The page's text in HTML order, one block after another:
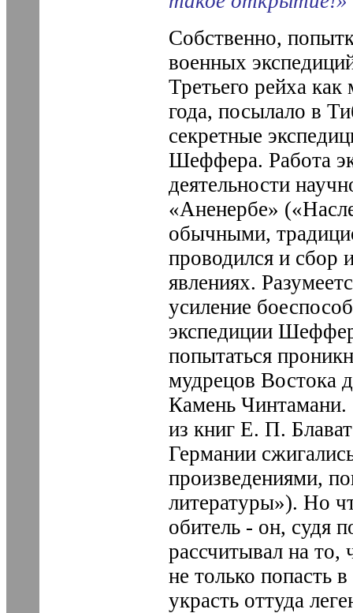
Собственно,
военных
Третьего рейха
года, посылало в
секретные
Шеффера. Работа
деятельности
«Аненербе»
обычными,
проводился и сбор
явлениях.
усиление
экспедиции
попытаться
мудрецов Востока
Камень Чинтамани.
из книг Е. П.
Германии
произведениями,
литературы»). Но
обитель - он, судя
рассчитывал на то,
не только попасть
украсть оттуда